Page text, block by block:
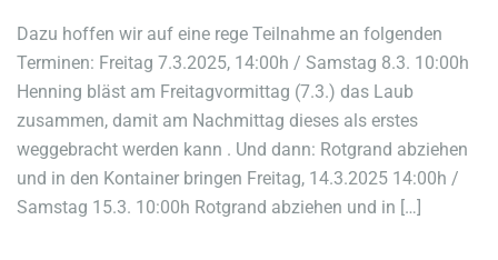
Dazu hoffen wir auf eine rege Teilnahme an folgenden
Terminen: Freitag 7.3.2025, 14:00h / Samstag 8.3. 10:00h
Henning bläst am Freitagvormittag (7.3.) das Laub
zusammen, damit am Nachmittag dieses als erstes
weggebracht werden kann . Und dann: Rotgrand abziehen
und in den Kontainer bringen Freitag, 14.3.2025 14:00h /
Samstag 15.3. 10:00h Rotgrand abziehen und in […]